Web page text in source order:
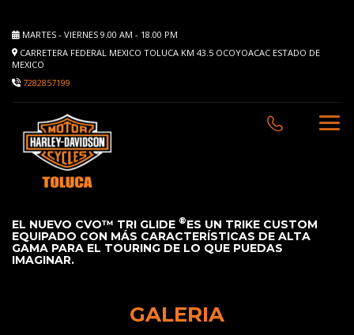
MARTES - VIERNES 9.00 AM - 18.00 PM
CARRETERA FEDERAL MEXICO TOLUCA KM 43.5 OCOYOACAC ESTADO DE
MEXICO
7282857199
EL NUEVO CVO™ TRI GLIDE ®ES UN TRIKE CUSTOM
EQUIPADO CON MÁS CARACTERÍSTICAS DE ALTA
GAMA PARA EL TOURING DE LO QUE PUEDAS
IMAGINAR.
GALERIA